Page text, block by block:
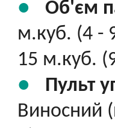
Об'єм
м.куб. (4 -
15 м.куб.
Пульт
Виносний